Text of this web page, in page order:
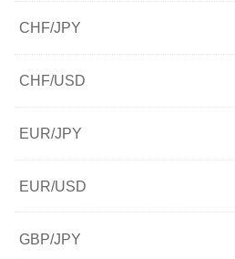
CHF/JPY
CHF/USD
EUR/JPY
EUR/USD
GBP/JPY